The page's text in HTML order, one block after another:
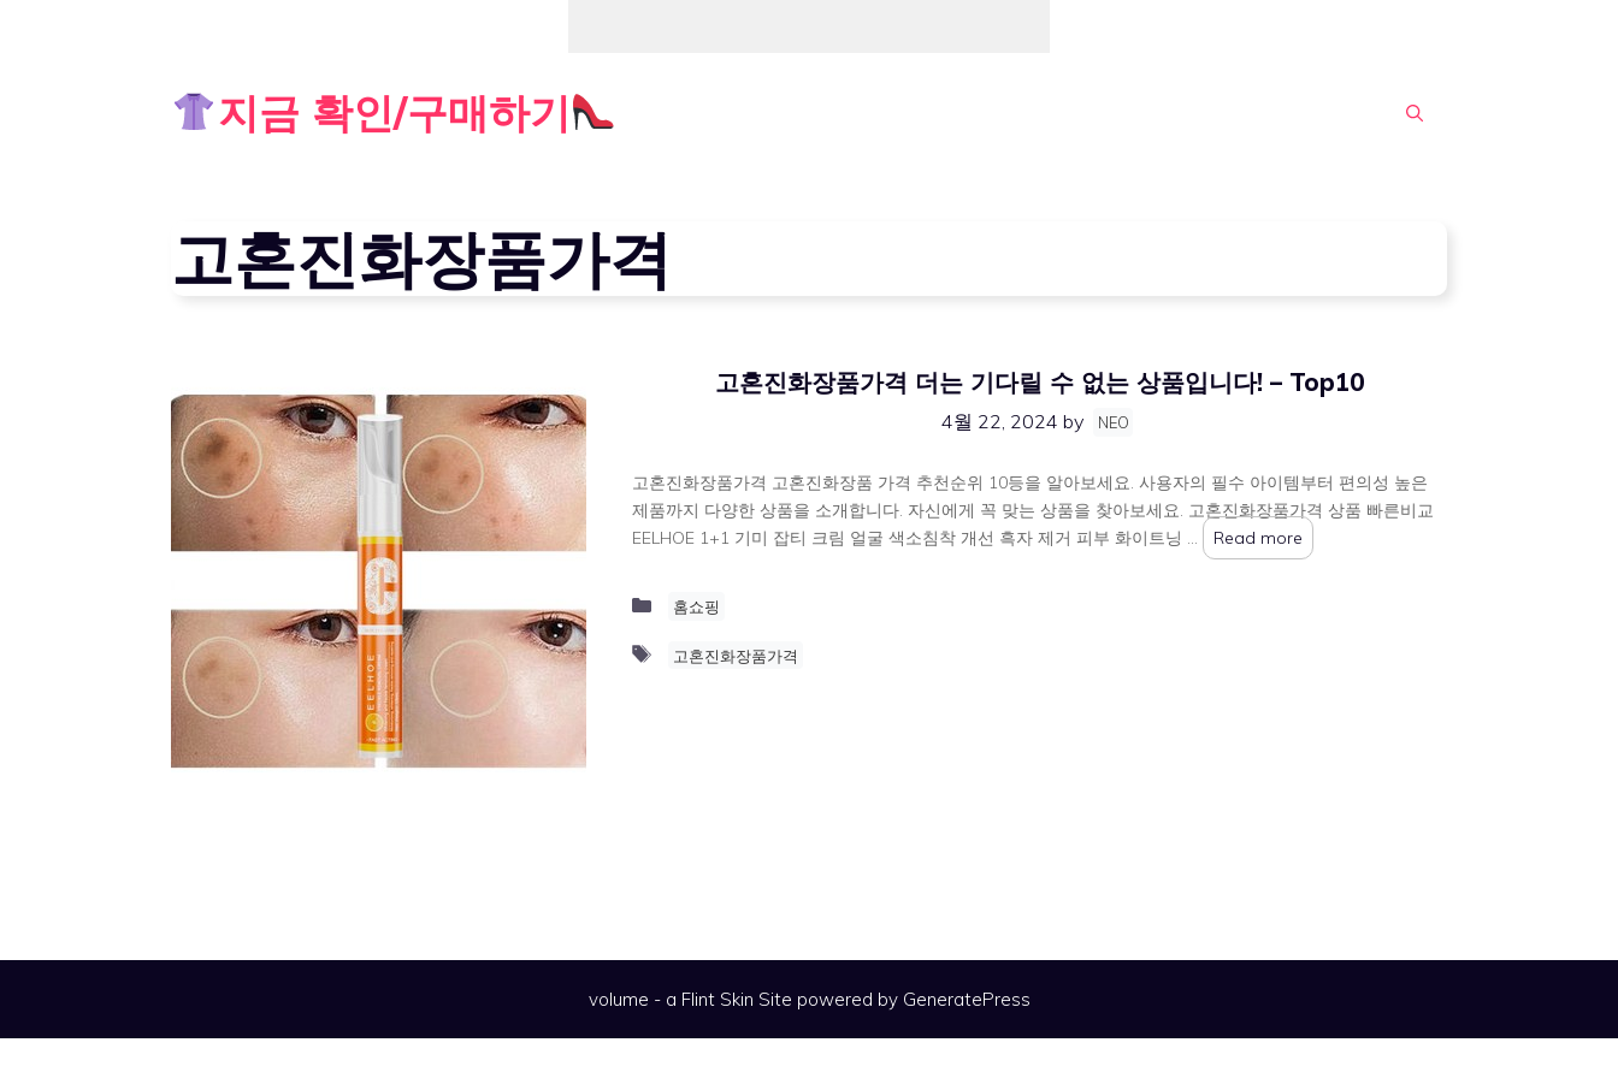
지금 확인/구매하기
고혼진화장품가격
고혼진화장품가격 더는 기다릴 수 없는 상품입니다! – Top10
4월 22, 2024 by NEO
고혼진화장품가격 고혼진화장품 가격 추천순위 10등을 알아보세요. 사용자의 필수 아이템부터 편의성 높은
제품까지 다양한 상품을 소개합니다. 자신에게 꼭 맞는 상품을 찾아보세요. 고혼진화장품가격 상품 빠른비교
EELHOE 1+1 기미 잡티 크림 얼굴 색소침착 개선 흑자 제거 피부 화이트닝 …
Read more
Categories
홈쇼핑
Tags
고혼진화장품가격
volume - a Flint Skin Site powered by GeneratePress